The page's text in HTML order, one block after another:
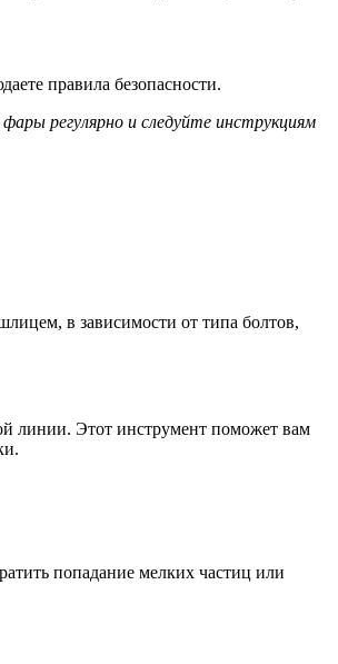
правила безопасности.
регулярно и следуйте инструкциям
в зависимости от типа болтов,
линии. Этот инструмент поможет вам
попадание мелких частиц или